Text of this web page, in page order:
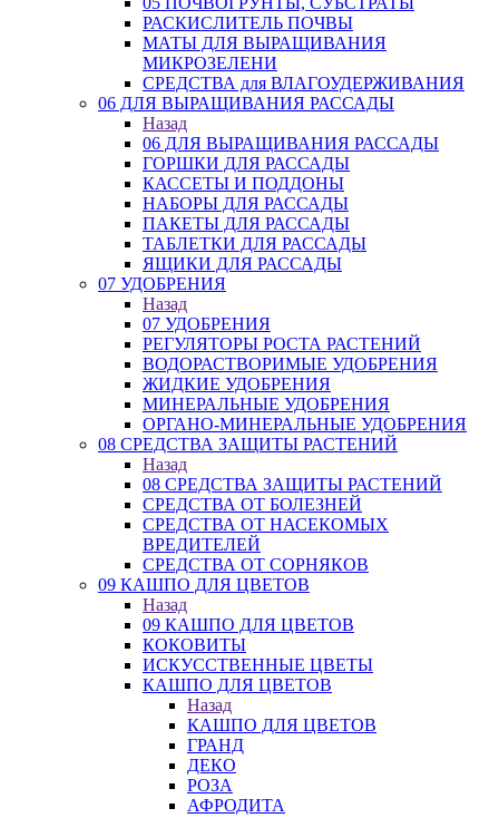
РАСКИСЛИТЕЛЬ ПОЧВЫ
МАТЫ ДЛЯ ВЫРАЩИВАНИЯ
МИКРОЗЕЛЕНИ
СРЕДСТВА для ВЛАГОУДЕРЖИВАНИЯ
06 ДЛЯ ВЫРАЩИВАНИЯ РАССАДЫ
Назад
06 ДЛЯ ВЫРАЩИВАНИЯ РАССАДЫ
ГОРШКИ ДЛЯ РАССАДЫ
КАССЕТЫ И ПОДДОНЫ
НАБОРЫ ДЛЯ РАССАДЫ
ПАКЕТЫ ДЛЯ РАССАДЫ
ТАБЛЕТКИ ДЛЯ РАССАДЫ
ЯЩИКИ ДЛЯ РАССАДЫ
07 УДОБРЕНИЯ
Назад
07 УДОБРЕНИЯ
РЕГУЛЯТОРЫ РОСТА РАСТЕНИЙ
ВОДОРАСТВОРИМЫЕ УДОБРЕНИЯ
ЖИДКИЕ УДОБРЕНИЯ
МИНЕРАЛЬНЫЕ УДОБРЕНИЯ
ОРГАНО-МИНЕРАЛЬНЫЕ УДОБРЕНИЯ
08 СРЕДСТВА ЗАЩИТЫ РАСТЕНИЙ
Назад
08 СРЕДСТВА ЗАЩИТЫ РАСТЕНИЙ
СРЕДСТВА ОТ БОЛЕЗНЕЙ
СРЕДСТВА ОТ НАСЕКОМЫХ
ВРЕДИТЕЛЕЙ
СРЕДСТВА ОТ СОРНЯКОВ
09 КАШПО ДЛЯ ЦВЕТОВ
Назад
09 КАШПО ДЛЯ ЦВЕТОВ
КОКОВИТЫ
ИСКУССТВЕННЫЕ ЦВЕТЫ
КАШПО ДЛЯ ЦВЕТОВ
Назад
КАШПО ДЛЯ ЦВЕТОВ
ГРАНД
ДЕКО
РОЗА
АФРОДИТА